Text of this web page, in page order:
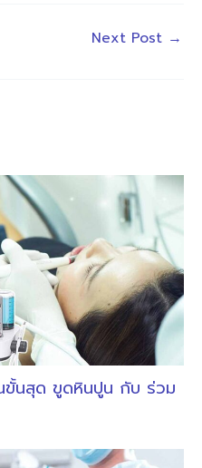
Next Post →
ขั้นสุด ขูดหินปูน กับ ร่วม